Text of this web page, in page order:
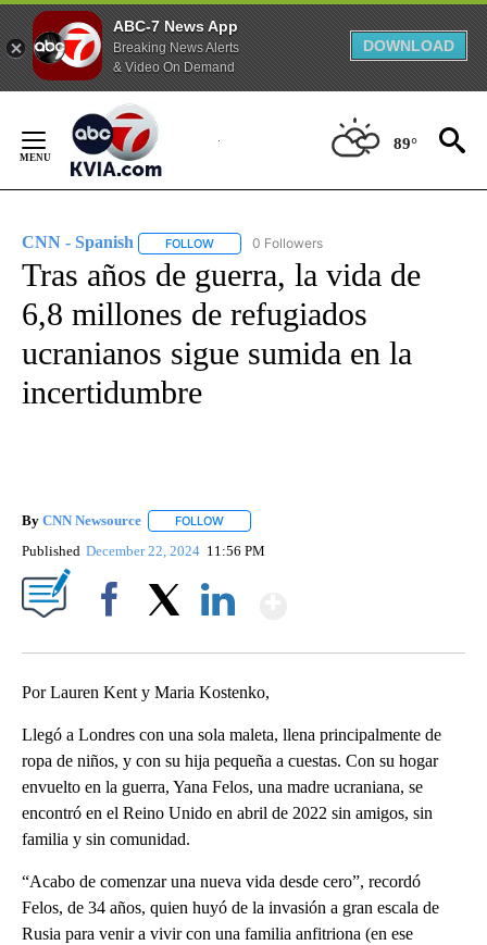
ABC-7 News App
Breaking News Alerts
& Video On Demand
DOWNLOAD
Content
89°
CNN - Spanish FOLLOW FOLLOW "CNN - SPANISH" TO RECEIVE
0 Followers
Tras años de guerra, la vida de
6,8 millones de refugiados
ucranianos sigue sumida en la
incertidumbre
By CNN Newsource FOLLOW
Published December 22, 2024 11:56 PM
Por Lauren Kent y Maria Kostenko,
Llegó a Londres con una sola maleta, llena principalmente de
ropa de niños, y con su hija pequeña a cuestas. Con su hogar
envuelto en la guerra, Yana Felos, una madre ucraniana, se
encontró en el Reino Unido en abril de 2022 sin amigos, sin
familia y sin comunidad.
“Acabo de comenzar una nueva vida desde cero”, recordó
Felos, de 34 años, quien huyó de la invasión a gran escala de
Rusia para venir a vivir con una familia anfitriona (en ese